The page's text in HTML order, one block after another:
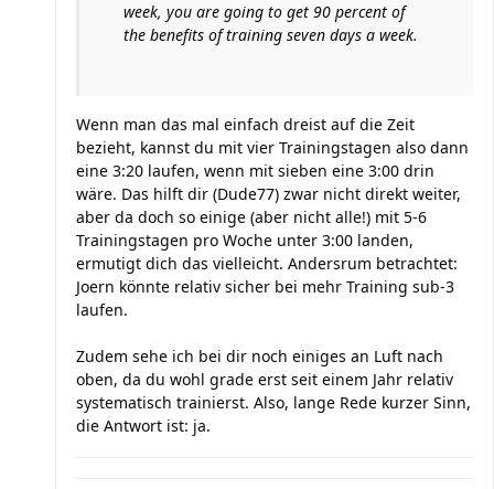
week, you are going to get 90 percent of
the benefits of training seven days a week.
Wenn man das mal einfach dreist auf die Zeit
bezieht, kannst du mit vier Trainingstagen also dann
eine 3:20 laufen, wenn mit sieben eine 3:00 drin
wäre. Das hilft dir (Dude77) zwar nicht direkt weiter,
aber da doch so einige (aber nicht alle!) mit 5-6
Trainingstagen pro Woche unter 3:00 landen,
ermutigt dich das vielleicht. Andersrum betrachtet:
Joern könnte relativ sicher bei mehr Training sub-3
laufen.
Zudem sehe ich bei dir noch einiges an Luft nach
oben, da du wohl grade erst seit einem Jahr relativ
systematisch trainierst. Also, lange Rede kurzer Sinn,
die Antwort ist: ja.